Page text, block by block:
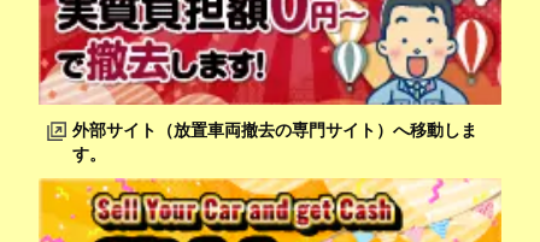
外部サイト（放置車両撤去の専門サイト）へ移動しま
す。